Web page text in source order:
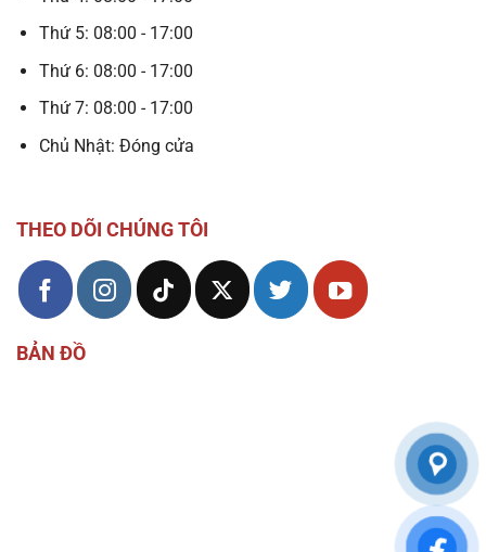
Thứ 5: 08:00 - 17:00
Thứ 6: 08:00 - 17:00
Thứ 7: 08:00 - 17:00
Chủ Nhật: Đóng cửa
THEO DÕI CHÚNG TÔI
BẢN ĐỒ